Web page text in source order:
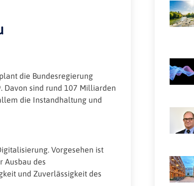
die Bundesregierung
Davon sind rund 107 Milliarden
die Instandhaltung und
Vorgesehen ist
Ausbau des
und Zuverlässigkeit des